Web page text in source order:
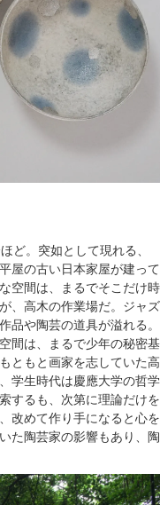
ど。突如として現れる、
屋の古い日本家屋が建って
空間は、まるでそこだけ時
、高木の作業場だ。ジャズ
品や陶芸の道具が溢れる。
間は、まるで少年の秘密基
ともと画家を志していた高
学生時代は慶應大学の哲学
するも、次第に理論だけを
改めて作り手になると心を
た陶芸家の影響もあり、陶